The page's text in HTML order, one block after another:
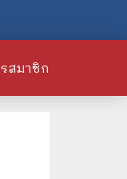
สมาชิก